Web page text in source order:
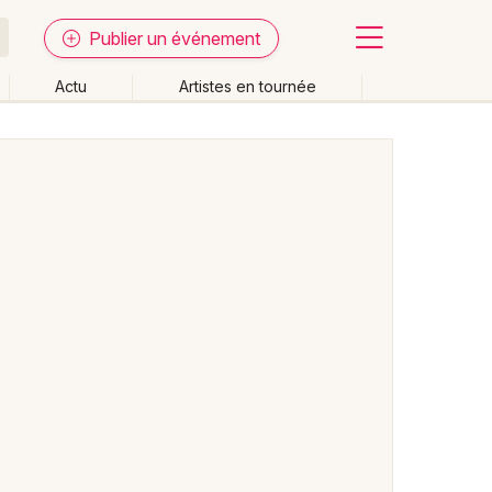
Publier un événement
Actu Artistes en tournée